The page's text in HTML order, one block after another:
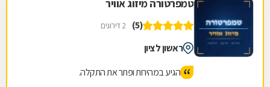
טמפרטורה מיזוג אוויר
(5) 2 דירוגים
ראשון לציון
הגיע במהירות ופתר את התקלה.